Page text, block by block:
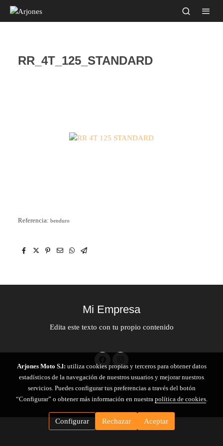
RR_4T_125_STANDARD
Referencia: benduro
Mi Empresa
Edita este texto con tu propio contenido
Política de cookies
Gestión de cookies
Arjones Moto S.l: utiliza cookies propias y terceros para obtener datos
estadísticos de la navegación de nuestros usuarios y mejorar nuestros
servicios. Puedes configurar tus preferencias a través del botón
“Configurar” o obtener más información en nuestra política de cookies.
Configurar Rechazar Aceptar